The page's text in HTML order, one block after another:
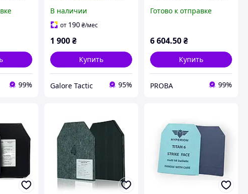
99%
кг Фінляндія
Бронеплити 2 клас
В наличии
от 190 ₴/мес
1 900 ₴
Купить
Galore Tactic 95%
Комплект - 2 шт
Готово к отправке
6 604.50₴
Купить
PROBA 99%